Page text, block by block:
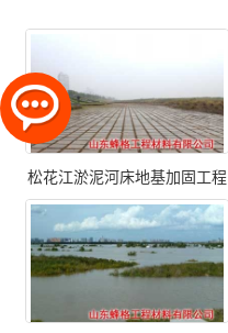
松花江淤泥河床地基加固工程